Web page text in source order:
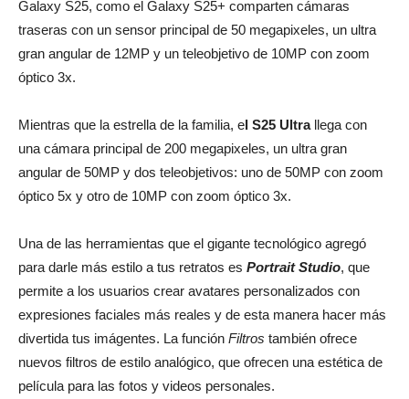
Galaxy S25, como el Galaxy S25+ comparten cámaras
traseras con un sensor principal de 50 megapixeles, un ultra
gran angular de 12MP y un teleobjetivo de 10MP con zoom
óptico 3x.
Mientras que la estrella de la familia, el S25 Ultra llega con
una cámara principal de 200 megapixeles, un ultra gran
angular de 50MP y dos teleobjetivos: uno de 50MP con zoom
óptico 5x y otro de 10MP con zoom óptico 3x.
Una de las herramientas que el gigante tecnológico agregó
para darle más estilo a tus retratos es Portrait Studio, que
permite a los usuarios crear avatares personalizados con
expresiones faciales más reales y de esta manera hacer más
divertida tus imágentes. La función Filtros también ofrece
nuevos filtros de estilo analógico, que ofrecen una estética de
película para las fotos y videos personales.